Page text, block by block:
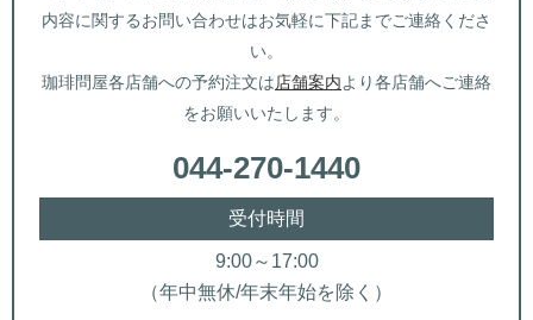
内容に関するお問い合わせはお気軽に下記までご連絡くださ
い。
珈琲問屋各店舗への予約注文は店舗案内より各店舗へご連絡
をお願いいたします。
044-270-1440
受付時間
9:00～17:00
（年中無休/年末年始を除く）